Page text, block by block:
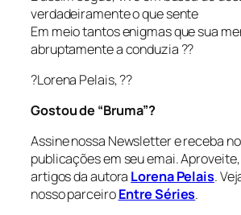
verdadeiramente o que sente
Em meio tantos enigmas que sua
abruptamente a conduzia ??
?Lorena Pelais, ??
Gostou de “Bruma”?
Assine nossa Newsletter e receba
publicações em seu emai.
artigos da autora Lorena Pelais.
nosso parceiroEntre Séries.